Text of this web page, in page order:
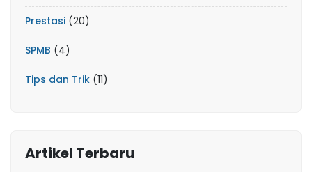
Prestasi (20)
SPMB (4)
Tips dan Trik (11)
Artikel Terbaru